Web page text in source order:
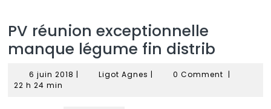
PV réunion exceptionnelle
manque légume fin distrib
6 juin 2018 6| Ligot Agnes Ligot
| 0 Comment |
22 h 24 min